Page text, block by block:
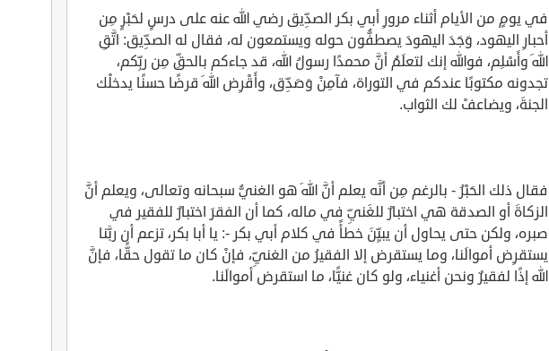
في يومٍ من الأيام أثناء مرورِ أبي بكر الصدِّيق رضي الله عنه على درسٍ لحَبْرٍ مِن
أحبارِ اليهود، وَجَدَ اليهودَ يصطفُّون حوله ويستمعون له، فقال له الصدِّيق: اتَّقِ
اللهَ وأَسْلِم، فوالله إنك لتعلَمُ أنَّ محمدًا رسولُ الله، قد جاءكم بالحقِّ مِن ربِّكم،
تجدونه مكتوبًا عندكم في التوراة، فآمِنْ وَصَدِّق، وأَقْرِض اللهَ قرضًا حسنًا يدخلْك
الجنةَ، ويضاعفْ لك الثواب.
فقال ذلك الحَبْرُ - بالرغم مِن أنَّه يعلم أنَّ اللهَ هو الغنيُّ سبحانه وتعالى، ويعلم أنَّ
الزكاةَ أو الصدقة هي اختبارٌ للغَنيِّ في ماله، كما أن الفقرَ اختبارٌ للفقير في
صبره، ولكن حتى يحاول أن يبيِّنَ خطأً في كلام أبي بكر -: يا أبا بكر، تزعم أن ربَّنا
يستقرِض أموالَنا، وما يستقرض إلا الفقيرُ من الغنيِّ، فإنْ كان ما تقول حقًّا، فإنَّ
الله إذًا لفقيرٌ ونحن أغنياء، ولو كان غنيًّا، ما استقرض أموالَنا.